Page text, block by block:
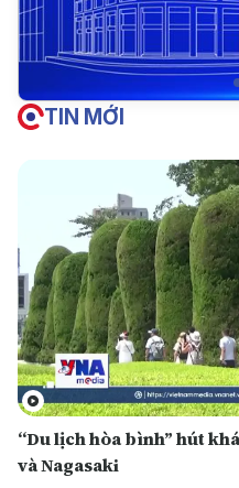
TIN MỚI
“Du lịch hòa bình” hút
và Nagasaki